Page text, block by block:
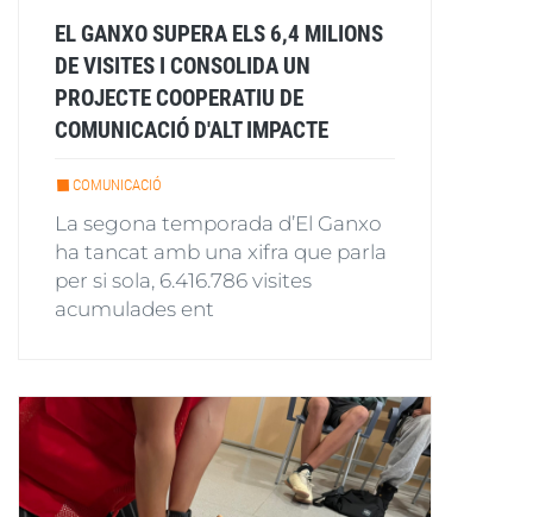
EL GANXO SUPERA ELS 6,4 MILIONS
DE VISITES I CONSOLIDA UN
PROJECTE COOPERATIU DE
COMUNICACIÓ D'ALT IMPACTE
COMUNICACIÓ
La segona temporada d’El Ganxo
ha tancat amb una xifra que parla
per si sola, 6.416.786 visites
acumulades ent